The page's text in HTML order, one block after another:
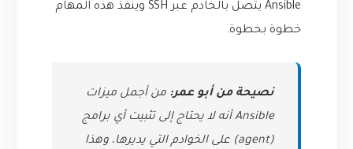
Ansible يتصل بالخادم عبر SSH وينفذ هذه المهام
خطوة بخطوة.
نصيحة من أبو عمر: من أجمل ميزات
Ansible أنه لا يحتاج إلى تثبيت أي برامج
(agent) على الخوادم التي يديرها، وهذا